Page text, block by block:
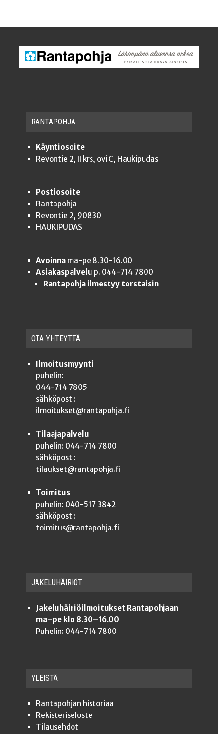
RAN­TA­POH­JA
Käyntiosoite
Revontie 2, II krs, ovi C, Haukipudas
Postiosoite
Rantapohja
Revontie 2, 90830
HAUKIPUDAS
Avoinnama-pe 8.30-16.00
Asiakaspalvelu p. 044-714 7800
Rantapohja ilmestyy torstaisin
OTA YHTEYT­TÄ
Ilmoitusmyynti
puhelin:
044-714 7805
sähköposti:
ilmoitukset@rantapohja.fi
Tilaajapalvelu
puhelin: 044-714 7800
sähköposti:
tilaukset@rantapohja.fi
Toimitus
puhelin: 040-517 3842
sähköposti:
toimitus@rantapohja.fi
JAKE­LU­HÄI­RIÖT
Jakeluhäiriöilmoitukset Rantapohjaan
ma–pe klo 8.30–16.00
Puhelin: 044-714 7800
YLEISTÄ
Ran­ta­poh­jan historiaa
Rekis­te­ri­se­los­te
Tilauseh­dot